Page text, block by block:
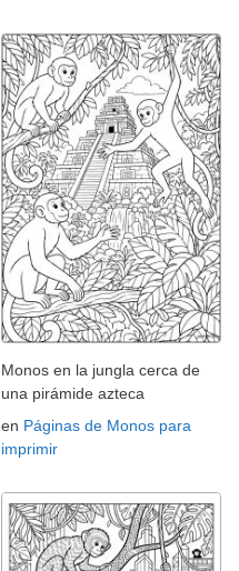
Monos en la jungla cerca de
una pirámide azteca
en Páginas de Monos para
imprimir